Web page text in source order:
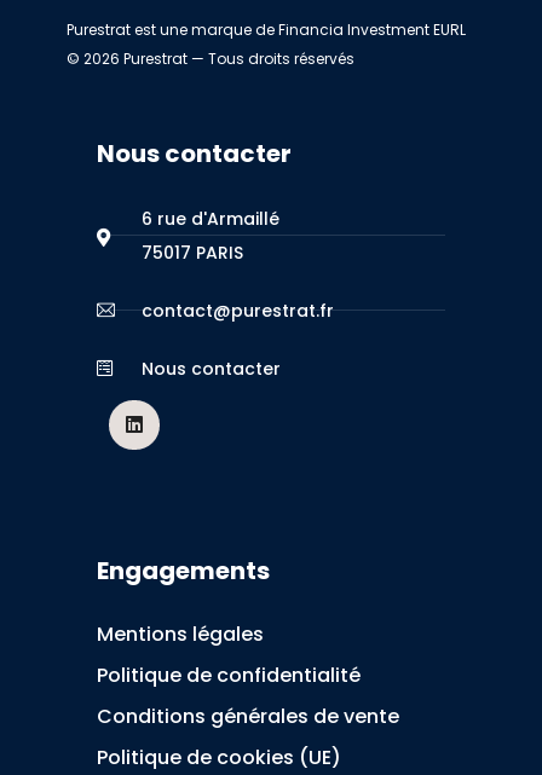
Purestrat est une marque de Financia Investment EURL
© 2026 Purestrat — Tous droits réservés
Nous contacter
6 rue d'Armaillé
75017 PARIS
contact@purestrat.fr
Nous contacter
Engagements
Mentions légales
Politique de confidentialité
Conditions générales de vente
Politique de cookies (UE)